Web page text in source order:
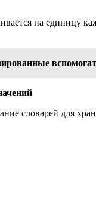
на единицу
словарей для